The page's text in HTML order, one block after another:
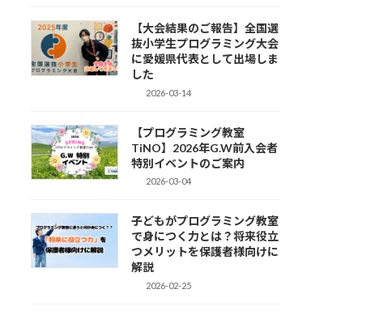
【大会結果のご報告】全国選
抜小学生プログラミング大会
に愛媛県代表として出場しま
した
2026-03-14
【プログラミング教室
TiNO】2026年G.W前入会者
特別イベントのご案内
2026-03-04
子どもがプログラミング教室
で身につく力とは？将来役立
つメリットを保護者様向けに
解説
2026-02-25